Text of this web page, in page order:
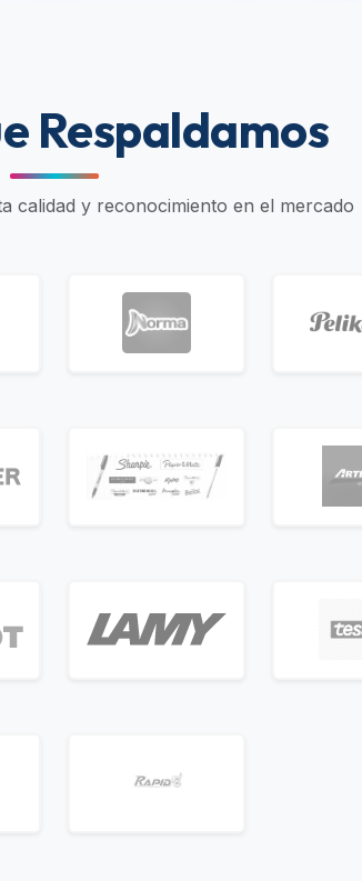
Respaldamos
calidad y reconocimiento en el mercado